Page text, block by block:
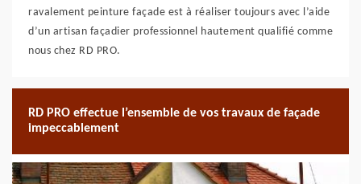
ravalement peinture façade est à réaliser toujours avec l’aide
d’un artisan façadier professionnel hautement qualifié comme
nous chez RD PRO.
RD PRO effectue l’ensemble de vos travaux de façade
impeccablement